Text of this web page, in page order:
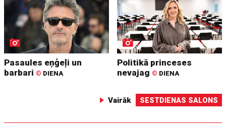
Pasaules eņģeļi un
barbari © DIENA
Politikā princeses
nevajag © DIENA
Vairāk SESTDIENAS SALONS